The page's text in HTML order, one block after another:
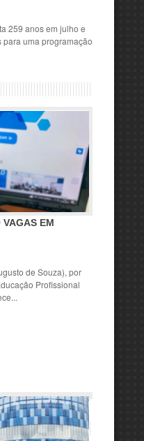
259 anos em julho e
uma programação
VAGAS EM
de Souza), por
Profissional